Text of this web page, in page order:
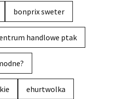
bonprix sweter
handlowe ptak
ehurtwolka